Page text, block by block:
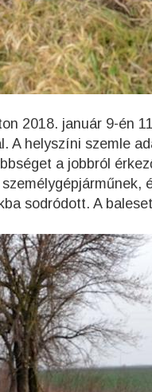
2018. január 9-én
A helyszíni szemle
a jobbról
sodródott. A